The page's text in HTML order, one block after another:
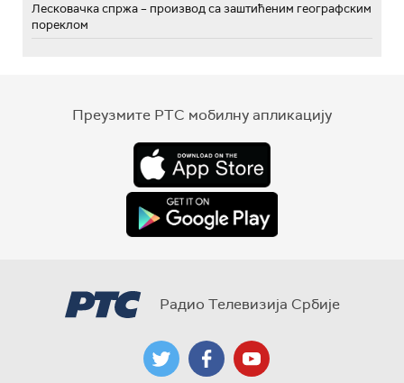
Лесковачка спржа – производ са заштићеним географским
пореклом
Преузмите РТС мобилну апликацију
Радио Телевизија Србије